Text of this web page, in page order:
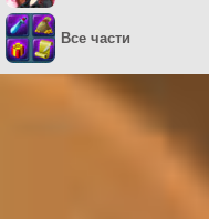
Все части